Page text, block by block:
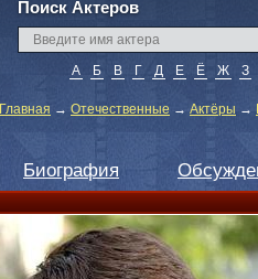
Поиск Актеров
А Б В Г Д Е Ё Ж З
Главная → Отечественные → Актёры →
Биография